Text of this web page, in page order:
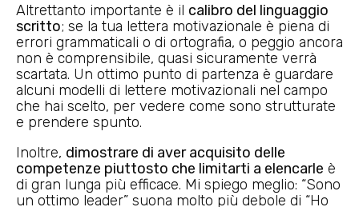
Altrettanto importante è il calibro del linguaggio
scritto; se la tua lettera motivazionale è piena di
errori grammaticali o di ortografia, o peggio ancora
non è comprensibile, quasi sicuramente verrà
scartata. Un ottimo punto di partenza è guardare
alcuni modelli di lettere motivazionali nel campo
che hai scelto, per vedere come sono strutturate
e prendere spunto.
Inoltre, dimostrare di aver acquisito delle
competenze piuttosto che limitarti a elencarle è
di gran lunga più efficace. Mi spiego meglio: “Sono
un ottimo leader” suona molto più debole di “Ho